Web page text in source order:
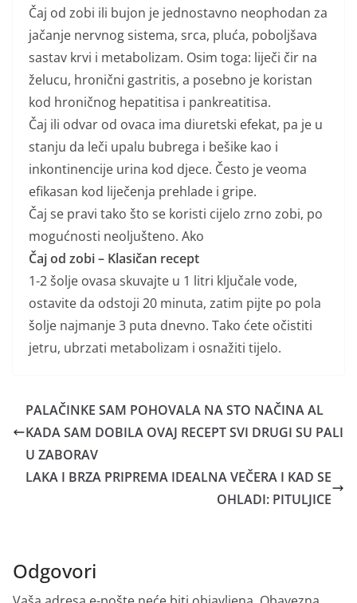
Čaj od zobi ili bujon je jednostavno neophodan za
jačanje nervnog sistema, srca, pluća, poboljšava
sastav krvi i metabolizam. Osim toga: liječi čir na
želucu, hronični gastritis, a posebno je koristan
kod hroničnog hepatitisa i pankreatitisa.
Čaj ili odvar od ovaca ima diuretski efekat, pa je u
stanju da leči upalu bubrega i bešike kao i
inkontinencije urina kod djece. Često je veoma
efikasan kod liječenja prehlade i gripe.
Čaj se pravi tako što se koristi cijelo zrno zobi, po
mogućnosti neoljušteno. Ako
Čaj od zobi – Klasičan recept
1-2 šolje ovasa skuvajte u 1 litri ključale vode,
ostavite da odstoji 20 minuta, zatim pijte po pola
šolje najmanje 3 puta dnevno. Tako ćete očistiti
jetru, ubrzati metabolizam i osnažiti tijelo.
PALAČINKE SAM POHOVALA NA STO NAČINA AL
KADA SAM DOBILA OVAJ RECEPT SVI DRUGI SU PALI
U ZABORAV
LAKA I BRZA PRIPREMA IDEALNA VEČERA I KAD SE
OHLADI: PITULJICE
Odgovori